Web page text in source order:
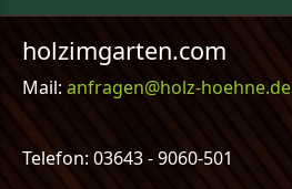
holzimgarten.com
Mail:anfragen@holz-hoehne.de
Telefon: 03643 - 9060-501